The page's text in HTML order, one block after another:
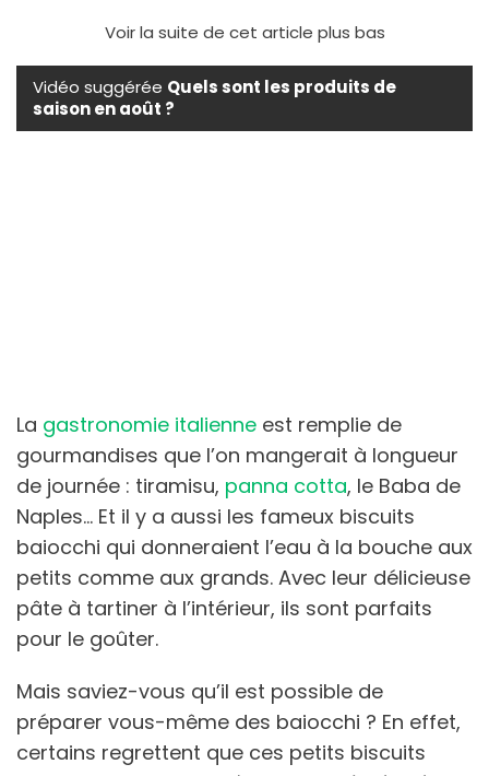
Voir la suite de cet article plus bas
Vidéo suggérée Quels sont les produits de
saison en août ?
La gastronomie italienne est remplie de
gourmandises que l’on mangerait à longueur
de journée : tiramisu, panna cotta, le Baba de
Naples… Et il y a aussi les fameux biscuits
baiocchi qui donneraient l’eau à la bouche aux
petits comme aux grands. Avec leur délicieuse
pâte à tartiner à l’intérieur, ils sont parfaits
pour le goûter.
Mais saviez-vous qu’il est possible de
préparer vous-même des baiocchi ? En effet,
certains regrettent que ces petits biscuits